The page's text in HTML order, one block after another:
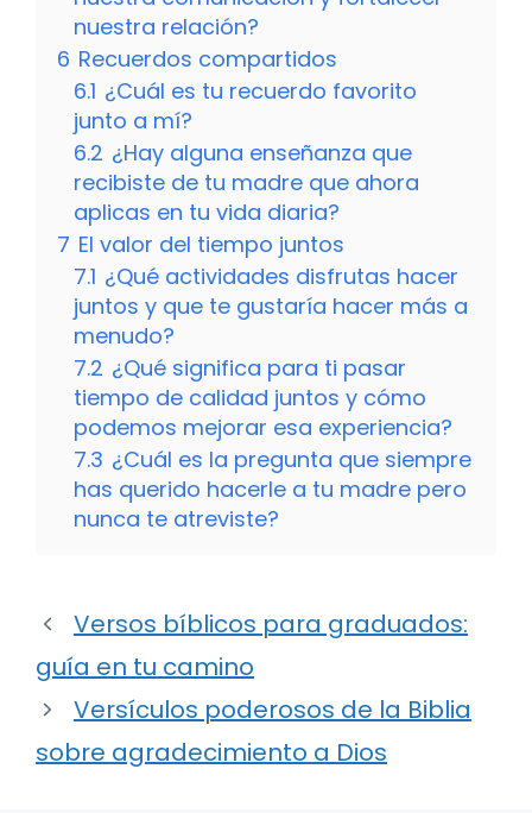
nuestra relación?
6 Recuerdos compartidos
6.1 ¿Cuál es tu recuerdo favorito
junto a mí?
6.2 ¿Hay alguna enseñanza que
recibiste de tu madre que ahora
aplicas en tu vida diaria?
7 El valor del tiempo juntos
7.1 ¿Qué actividades disfrutas hacer
juntos y que te gustaría hacer más a
menudo?
7.2 ¿Qué significa para ti pasar
tiempo de calidad juntos y cómo
podemos mejorar esa experiencia?
7.3 ¿Cuál es la pregunta que siempre
has querido hacerle a tu madre pero
nunca te atreviste?
Versos bíblicos para graduados:
guía en tu camino
Versículos poderosos de la Biblia
sobre agradecimiento a Dios